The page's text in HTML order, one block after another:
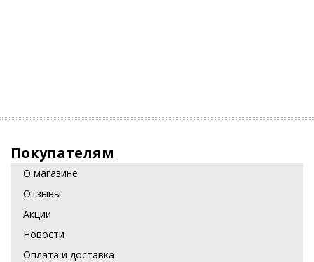
Покупателям
О магазине
Отзывы
Акции
Новости
Оплата и доставка